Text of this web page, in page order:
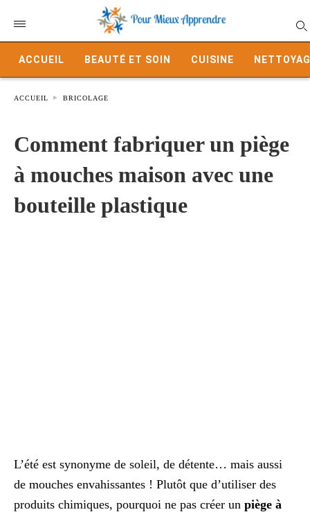
ACCUEIL BEAUTÉ ET SOIN CUISINE
ACCUEIL BRICOLAGE
Comment fabriquer un piège
à mouches maison avec une
bouteille plastique
L’été est synonyme de soleil, de détente… mais aussi
de mouches envahissantes ! Plutôt que d’utiliser des
produits chimiques, pourquoi ne pas créer un piège à